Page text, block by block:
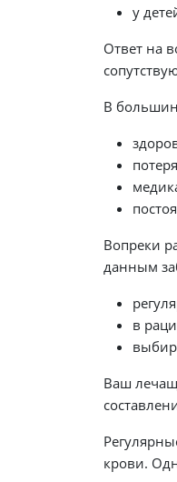
у
Ответ на
В
Вопреки
данным
в
Ваш
крови.